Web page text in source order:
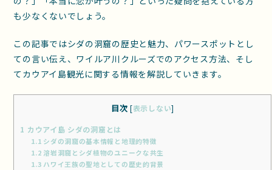
も少なくないでしょう。
この記事ではシダの洞窟の歴史と魅力、パワースポットとし
ての言い伝え、ワイルア川クルーズでのアクセス方法、そし
てカウアイ島観光に関する情報を解説していきます。
目次 [表示しない]
1 カウアイ島 シダの洞窟とは
1.1 シダの洞窟の基本情報と地理的特徴
1.2 溶岩洞窟とシダ植物のユニークな共生
1.3 ハワイ王族の聖地としての歴史的背景